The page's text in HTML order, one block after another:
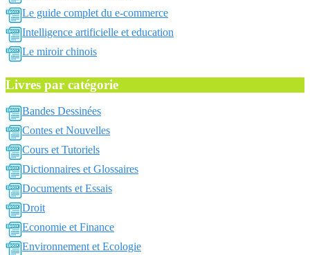
Le guide complet du e-commerce
Intelligence artificielle et education
Le miroir chinois
Livres par catégorie
Bandes Dessinées
Contes et Nouvelles
Cours et Tutoriels
Dictionnaires et Glossaires
Documents et Essais
Droit
Economie et Finance
Environnement et Ecologie